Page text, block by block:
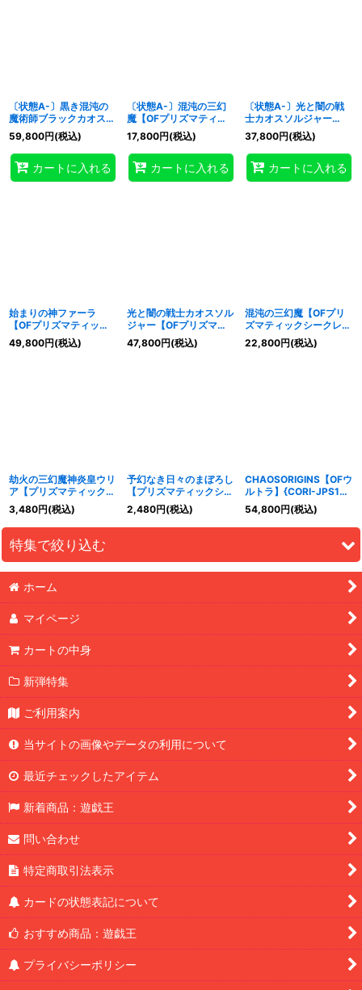
〔状態A-〕黒き混沌の
魔術師ブラックカオス
【OFプリズマティック
シークレット】{CORI-
JP027}《儀式》
59,800円(税込)
カートに入れる
〔状態A-〕混沌の三幻
魔【OFプリズマティッ
クシークレット】
{CORI-JP029}《融合》
17,800円(税込)
カートに入れる
〔状態A-〕光と闇の戦
士カオスソルジャー
【OFプリズマティック
シークレット】{CORI-
JP028}《儀式》
37,800円(税込)
カートに入れる
始まりの神ファーラ
【OFプリズマティック
シークレット】{CORI-
JP022}《モンスター》
49,800円(税込)
光と闇の戦士カオスソル
ジャー【OFプリズマテ
ィックシークレット】
{CORI-JP028}《儀式》
47,800円(税込)
混沌の三幻魔【OFプリ
ズマティックシークレッ
ト】{CORI-JP029}《融
合》
22,800円(税込)
劫火の三幻魔神炎皇ウリ
ア【プリズマティックシ
ークレット】{CORI-
JP005}《モンスター》
3,480円(税込)
予幻なき日々のまぼろし
【プリズマティックシー
クレット】{CORI-
JP056}《魔法》
2,480円(税込)
CHAOSORIGINS【OFウ
ルトラ】{CORI-JPS15}
《トークン》
54,800円(税込)
特集で絞り込む
☆SALE☆
UTILITY SELECTION
LIMITED PACK GX －ラーイエロー－
アドバンスパックユニオン・ベース
WORLD PREMIERE PACK 2026
極光のライジング
CHAOS ORIGINS
オーバーラッシュパック4
LIMIT OVER COLLECTION －THE RIVALS－
LIMIT OVER SPECIAL PACK Vol.2
ホーム
マイページ
カートの中身
新弾特集
ご利用案内
当サイトの画像やデータの利用について
最近チェックしたアイテム
新着商品：遊戯王
問い合わせ
特定商取引法表示
カードの状態表記について
おすすめ商品：遊戯王
プライバシーポリシー